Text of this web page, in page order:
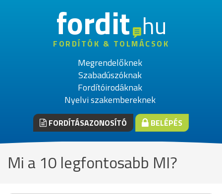
fordithu
FORDÍTÓK & TOLMÁCSOK
Megrendelőknek
Szabadúszóknak
Fordítóirodáknak
Nyelvi szakembereknek
FORDÍTÁSAZONOSÍTÓ BELÉPÉS
Mi a 10 legfontosabb MI?